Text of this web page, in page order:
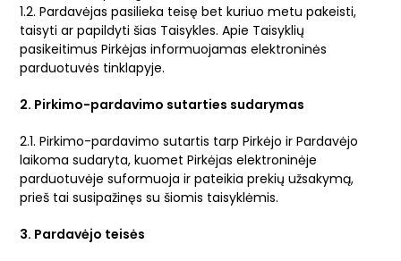
1.2. Pardavėjas pasilieka teisę bet kuriuo metu pakeisti,
taisyti ar papildyti šias Taisykles. Apie Taisyklių
pasikeitimus Pirkėjas informuojamas elektroninės
parduotuvės tinklapyje.
2. Pirkimo-pardavimo sutarties sudarymas
2.1. Pirkimo-pardavimo sutartis tarp Pirkėjo ir Pardavėjo
laikoma sudaryta, kuomet Pirkėjas elektroninėje
parduotuvėje suformuoja ir pateikia prekių užsakymą,
prieš tai susipažinęs su šiomis taisyklėmis.
3. Pardavėjo teisės